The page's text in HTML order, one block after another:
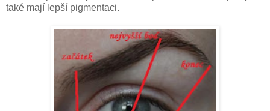
také mají lepší pigmentaci.